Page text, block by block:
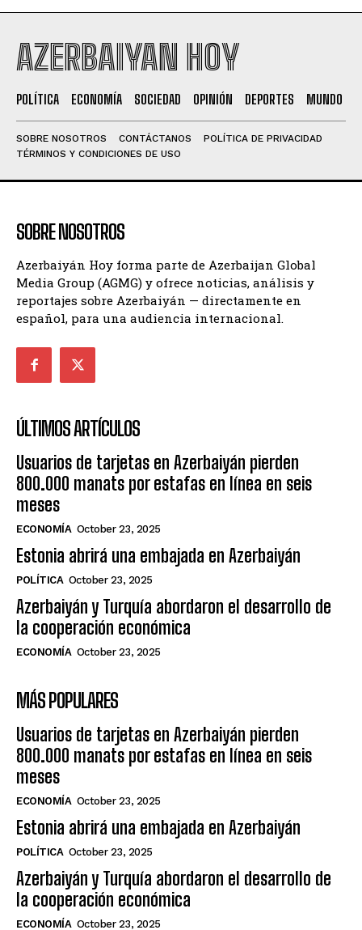
AZERBAIYAN HOY
POLÍTICA ECONOMÍA SOCIEDAD OPINIÓN DEPORTES MUNDO
SOBRE NOSOTROS CONTÁCTANOS
POLÍTICA DE PRIVACIDAD
TÉRMINOS Y CONDICIONES DE USO
SOBRE NOSOTROS
Azerbaiyán Hoy forma parte de Azerbaijan Global
Media Group (AGMG) y ofrece noticias, análisis y
reportajes sobre Azerbaiyán — directamente en
español, para una audiencia internacional.
ÚLTIMOS ARTÍCULOS
Usuarios de tarjetas en Azerbaiyán pierden
800.000 manats por estafas en línea en seis
meses
ECONOMÍA October 23, 2025
Estonia abrirá una embajada en Azerbaiyán
POLÍTICA October 23, 2025
Azerbaiyán y Turquía abordaron el desarrollo de
la cooperación económica
ECONOMÍA October 23, 2025
MÁS POPULARES
Usuarios de tarjetas en Azerbaiyán pierden
800.000 manats por estafas en línea en seis
meses
ECONOMÍA October 23, 2025
Estonia abrirá una embajada en Azerbaiyán
POLÍTICA October 23, 2025
Azerbaiyán y Turquía abordaron el desarrollo de
la cooperación económica
ECONOMÍA October 23, 2025